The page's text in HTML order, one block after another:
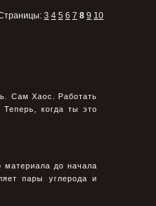
3 4 5 6 7 8 9 10
Сам Хаос. Работать
когда ты это
материала до начала
пары углерода и